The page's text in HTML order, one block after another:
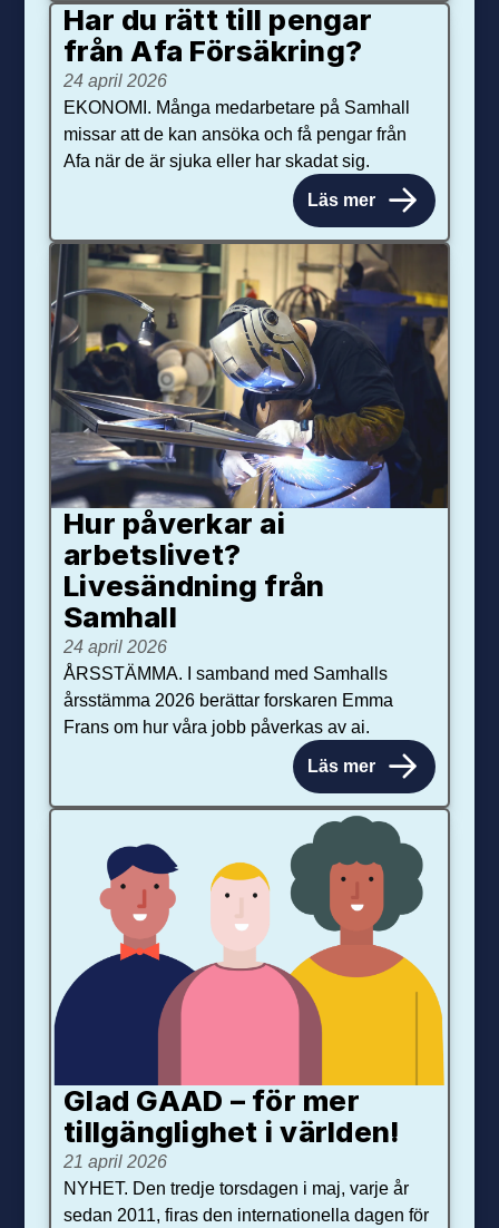
Har du rätt till pengar
från Afa Försäkring?
24 april 2026
EKONOMI. Många medarbetare på Samhall
missar att de kan ansöka och få pengar från
Afa när de är sjuka eller har skadat sig.
Läs mer
Hur påverkar ai
arbetslivet?
Livesändning från
Samhall
24 april 2026
ÅRSSTÄMMA. I samband med Samhalls
årsstämma 2026 berättar forskaren Emma
Frans om hur våra jobb påverkas av ai.
Läs mer
Glad GAAD – för mer
tillgänglighet i världen!
21 april 2026
NYHET. Den tredje torsdagen i maj, varje år
sedan 2011, firas den internationella dagen för